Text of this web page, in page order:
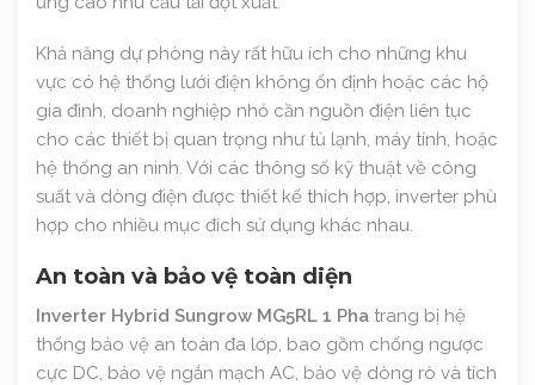
Khả năng dự phòng này rất hữu ích cho những khu
vực có hệ thống lưới điện không ổn định hoặc các hộ
gia đình, doanh nghiệp nhỏ cần nguồn điện liên tục
cho các thiết bị quan trọng như tủ lạnh, máy tính, hoặc
hệ thống an ninh. Với các thông số kỹ thuật về công
suất và dòng điện được thiết kế thích hợp, inverter phù
hợp cho nhiều mục đích sử dụng khác nhau.
An toàn và bảo vệ toàn diện
Inverter Hybrid Sungrow MG5RL 1 Pha trang bị hệ
thống bảo vệ an toàn đa lớp, bao gồm chống ngược
cực DC, bảo vệ ngắn mạch AC, bảo vệ dòng rò và tích